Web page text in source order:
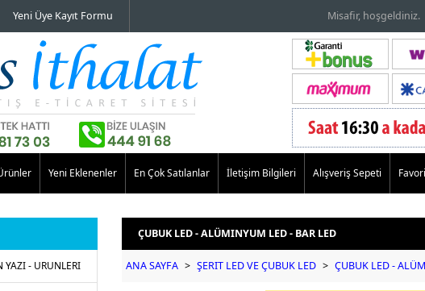
Yeni Üye Kayıt Formu Misafir, hoşgeldiniz.
Yeni Eklenenler En Çok Satılanlar İletişim Bilgileri Alışveriş Sepeti
YAZI - URUNLERI
ÇUBUK LED - ALÜMINYUM LED - BAR LED
ANA SAYFA > ŞERIT LED VE ÇUBUK LED > ÇUBUK LED -